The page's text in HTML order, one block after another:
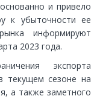
и привело
к убыточности ее
информируют
2023 года.
экспорта
текущем сезоне на
а также заметного